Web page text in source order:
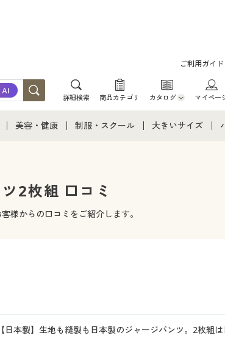
ご利用ガイド
詳細検索 商品カテゴリ カタログ
カタログ・チラシからのご注文
マイペー
販すべて
美容・健康
美容・健康・サプリメント
制服・スクール
制服・学生服
ジュニア・ティーンズ下着
大きいサイズ
2枚組 口コミ
様からの口コミをご紹介します。
本製】生地も縫製も日本製のジャージパンツ。2枚組